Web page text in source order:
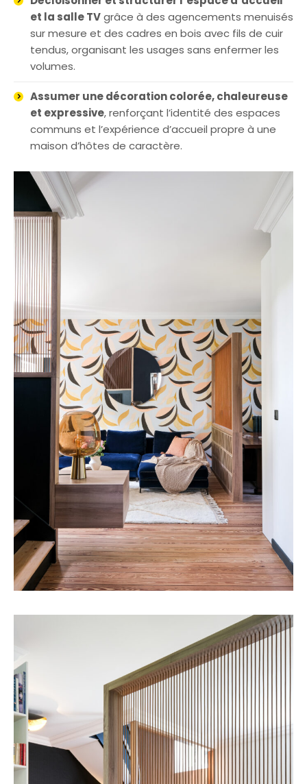
et la salle TVgrâce à des agencements menuisés
sur mesure et des cadres en bois avec fils de cuir
tendus, organisant les usages sans enfermer les
volumes.
Assumer une décoration colorée, chaleureuse
et expressive, renforçant l’identité des espaces
communs et l’expérience d’accueil propre à une
maison d’hôtes de caractère.